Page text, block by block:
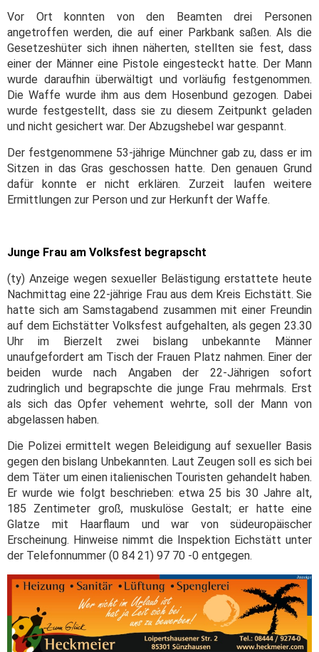
Vor Ort konnten von den Beamten drei Personen
angetroffen werden, die auf einer Parkbank saßen. Als die
Gesetzeshüter sich ihnen näherten, stellten sie fest, dass
einer der Männer eine Pistole eingesteckt hatte. Der Mann
wurde daraufhin überwältigt und vorläufig festgenommen.
Die Waffe wurde ihm aus dem Hosenbund gezogen. Dabei
wurde festgestellt, dass sie zu diesem Zeitpunkt geladen
und nicht gesichert war. Der Abzugshebel war gespannt.
Der festgenommene 53-jährige Münchner gab zu, dass er im
Sitzen in das Gras geschossen hatte. Den genauen Grund
dafür konnte er nicht erklären. Zurzeit laufen weitere
Ermittlungen zur Person und zur Herkunft der Waffe.
Junge Frau am Volksfest begrapscht
(ty) Anzeige wegen sexueller Belästigung erstattete heute
Nachmittag eine 22-jährige Frau aus dem Kreis Eichstätt. Sie
hatte sich am Samstagabend zusammen mit einer Freundin
auf dem Eichstätter Volksfest aufgehalten, als gegen 23.30
Uhr im Bierzelt zwei bislang unbekannte Männer
unaufgefordert am Tisch der Frauen Platz nahmen. Einer der
beiden wurde nach Angaben der 22-Jährigen sofort
zudringlich und begrapschte die junge Frau mehrmals. Erst
als sich das Opfer vehement wehrte, soll der Mann von
abgelassen haben.
Die Polizei ermittelt wegen Beleidigung auf sexueller Basis
gegen den bislang Unbekannten. Laut Zeugen soll es sich bei
dem Täter um einen italienischen Touristen gehandelt haben.
Er wurde wie folgt beschrieben: etwa 25 bis 30 Jahre alt,
185 Zentimeter groß, muskulöse Gestalt; er hatte eine
Glatze mit Haarflaum und war von südeuropäischer
Erscheinung. Hinweise nimmt die Inspektion Eichstätt unter
der Telefonnummer (0 84 21) 97 70 -0 entgegen.